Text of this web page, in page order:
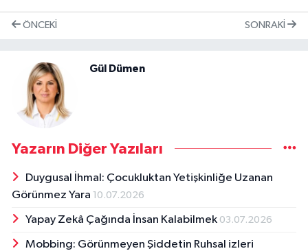
ÖNCEKI SONRAKI
Gül Dümen
Yazarın Diğer Yazıları
Duygusal İhmal: Çocukluktan Yetişkinliğe Uzanan
Görünmez Yara 10.07.2026
Yapay Zekâ Çağında İnsan Kalabilmek 03.07.2026
Mobbing: Görünmeyen Şiddetin Ruhsal izleri